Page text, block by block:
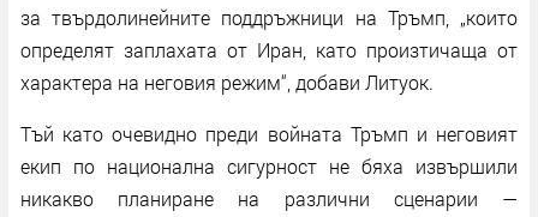
за твърдолинейните поддръжници на Тръмп, „които
определят заплахата от Иран, като произтичаща от
характера на неговия режим“, добави Литуок.
Тъй като очевидно преди войната Тръмп и неговият
екип по национална сигурност не бяха извършили
никакво планиране на различни сценарии —